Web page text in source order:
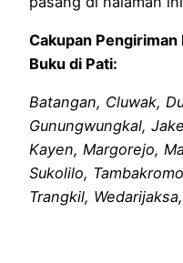
Cakupan
Buku di Pati:
Batangan, Cluwak,
Gunungwungkal,
Kayen, Margorejo,
Sukolilo,
Trangkil,